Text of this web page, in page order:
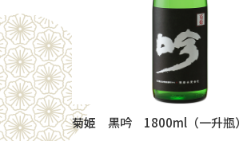
菊姫 黒吟 1800ml（一升瓶）